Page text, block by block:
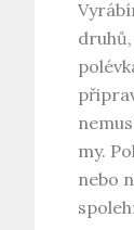
my.
nebo